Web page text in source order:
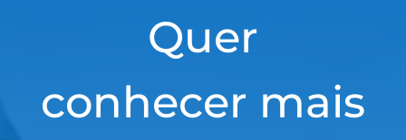
Quer
conhecer mais